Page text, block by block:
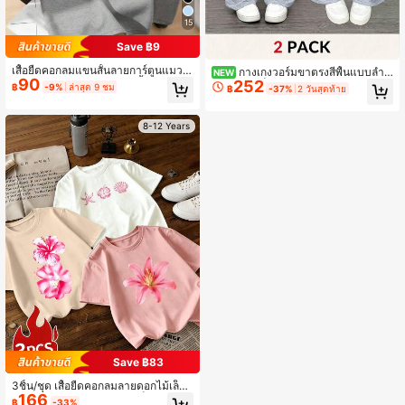
15
Save ฿9
เสื้อยืดคอกลมแขนสั้นลายการ์ตูนแมวแ
ละหัวใจสำหรับวัยรุ่นหญิง, เสื้อลำลองนุ่
มสำหรับฤดูร้อน
฿90 -9% ล่าสุด 9 ชม
8-12 Years
Save ฿83
3ชิ้น/ชุด เสื้อยืดคอกลมลายดอกไม้เล็กๆ
สไตล์มินิมอลลำลองสำหรับเด็กผู้หญิง เ
฿166 -33%
NEW กางเกงวอร์มขาตรงสีพื้นแบบลำล
องสำหรับเด็กผู้หญิงตัวใหญ่
฿252 -37% 2 วันสุดท้าย